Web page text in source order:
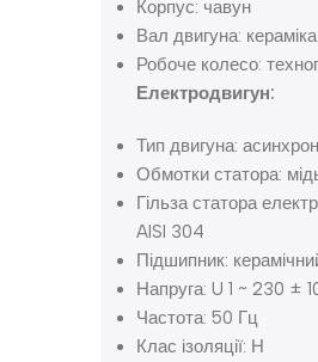
Корпус: чавун
Вал двигуна: кераміка
Робоче колесо:
Електродвигун:
Тип двигуна:
Обмотки статора:
Гільза статора
AISI 304
Підшипник:
Напруга: U 1 ~ 230 ±
Частота: 50 Гц
Клас ізоляції: Н